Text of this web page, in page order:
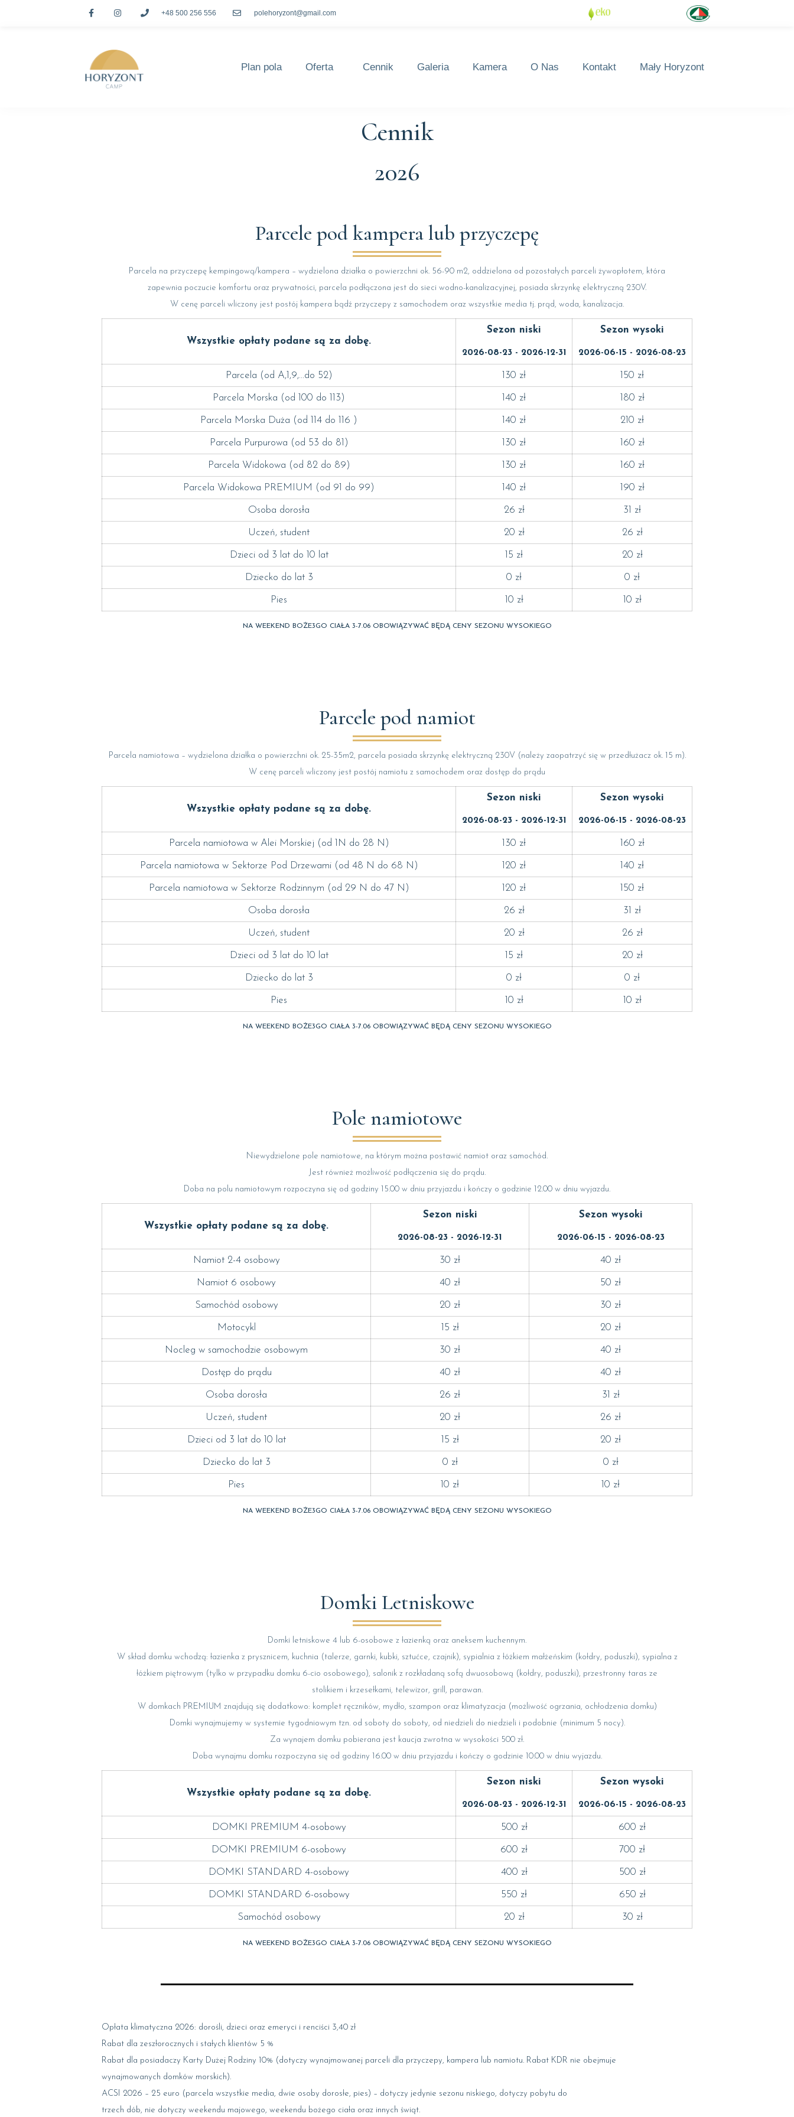
+48 500 256 556 polehoryzont@gmail.com
Plan pola Oferta Cennik Galeria Kamera O Nas Kontakt Mały Horyzont
Cennik
2026
Parcele pod kampera lub przyczepę
Parcela na przyczepę kempingową/kampera – wydzielona działka o powierzchni ok. 56-90 m2, oddzielona od pozostałych parceli żywopłotem, która
zapewnia poczucie komfortu oraz prywatności, parcela podłączona jest do sieci wodno-kanalizacyjnej, posiada skrzynkę elektryczną 230V.
W cenę parceli wliczony jest postój kampera bądź przyczepy z samochodem oraz wszystkie media tj. prąd, woda, kanalizacja.
Wszystkie opłaty podane są za dobę.
Sezon niski
2026-08-23 - 2026-12-31
Sezon wysoki
2026-06-15 - 2026-08-23
Parcela (od A,1,9,...do 52) 130 zł 150 zł
Parcela Morska (od 100 do 113) 140 zł 180 zł
Parcela Morska Duża (od 114 do 116 ) 140 zł 210 zł
Parcela Purpurowa (od 53 do 81) 130 zł 160 zł
Parcela Widokowa (od 82 do 89) 130 zł 160 zł
Parcela Widokowa PREMIUM (od 91 do 99) 140 zł 190 zł
Osoba dorosła 26 zł 31 zł
Uczeń, student 20 zł 26 zł
Dzieci od 3 lat do 10 lat 15 zł 20 zł
Dziecko do lat 3 0 zł 0 zł
Pies 10 zł 10 zł
NA WEEKEND BOŻE3GO CIAŁA 3-7.06 OBOWIĄZYWAĆ BĘDĄ CENY SEZONU WYSOKIEGO
Parcele pod namiot
Parcela namiotowa – wydzielona działka o powierzchni ok. 25-35m2, parcela posiada skrzynkę elektryczną 230V (należy zaopatrzyć się w przedłużacz ok. 15 m).
W cenę parceli wliczony jest postój namiotu z samochodem oraz dostęp do prądu
Wszystkie opłaty podane są za dobę.
Sezon niski
2026-08-23 - 2026-12-31
Sezon wysoki
2026-06-15 - 2026-08-23
Parcela namiotowa w Alei Morskiej (od 1N do 28 N) 130 zł 160 zł
Parcela namiotowa w Sektorze Pod Drzewami (od 48 N do 68 N) 120 zł 140 zł
Parcela namiotowa w Sektorze Rodzinnym (od 29 N do 47 N) 120 zł 150 zł
Osoba dorosła 26 zł 31 zł
Uczeń, student 20 zł 26 zł
Dzieci od 3 lat do 10 lat 15 zł 20 zł
Dziecko do lat 3 0 zł 0 zł
Pies 10 zł 10 zł
NA WEEKEND BOŻE3GO CIAŁA 3-7.06 OBOWIĄZYWAĆ BĘDĄ CENY SEZONU WYSOKIEGO
Pole namiotowe
Niewydzielone pole namiotowe, na którym można postawić namiot oraz samochód.
Jest również możliwość podłączenia się do prądu.
Doba na polu namiotowym rozpoczyna się od godziny 15.00 w dniu przyjazdu i kończy o godzinie 12.00 w dniu wyjazdu.
Wszystkie opłaty podane są za dobę.
Sezon niski
2026-08-23 - 2026-12-31
Sezon wysoki
2026-06-15 - 2026-08-23
Namiot 2-4 osobowy 30 zł 40 zł
Namiot 6 osobowy 40 zł 50 zł
Samochód osobowy 20 zł 30 zł
Motocykl 15 zł 20 zł
Nocleg w samochodzie osobowym 30 zł 40 zł
Dostęp do prądu 40 zł 40 zł
Osoba dorosła 26 zł 31 zł
Uczeń, student 20 zł 26 zł
Dzieci od 3 lat do 10 lat 15 zł 20 zł
Dziecko do lat 3 0 zł 0 zł
Pies 10 zł 10 zł
NA WEEKEND BOŻE3GO CIAŁA 3-7.06 OBOWIĄZYWAĆ BĘDĄ CENY SEZONU WYSOKIEGO
Domki Letniskowe
Domki letniskowe 4 lub 6-osobowe z łazienką oraz aneksem kuchennym.
W skład domku wchodzą: łazienka z prysznicem, kuchnia (talerze, garnki, kubki, sztućce, czajnik), sypialnia z łóżkiem małżeńskim (kołdry, poduszki), sypialna z
łóżkiem piętrowym (tylko w przypadku domku 6-cio osobowego), salonik z rozkładaną sofą dwuosobową (kołdry, poduszki), przestronny taras ze
stolikiem i krzesełkami, telewizor, grill, parawan.
W domkach PREMIUM znajdują się dodatkowo: komplet ręczników, mydło, szampon oraz klimatyzacja (możliwość ogrzania, ochłodzenia domku)
Domki wynajmujemy w systemie tygodniowym tzn. od soboty do soboty, od niedzieli do niedzieli i podobnie (minimum 5 nocy).
Za wynajem domku pobierana jest kaucja zwrotna w wysokości 500 zł.
Doba wynajmu domku rozpoczyna się od godziny 16.00 w dniu przyjazdu i kończy o godzinie 10.00 w dniu wyjazdu.
Wszystkie opłaty podane są za dobę.
Sezon niski
2026-08-23 - 2026-12-31
Sezon wysoki
2026-06-15 - 2026-08-23
DOMKI PREMIUM 4-osobowy 500 zł 600 zł
DOMKI PREMIUM 6-osobowy 600 zł 700 zł
DOMKI STANDARD 4-osobowy 400 zł 500 zł
DOMKI STANDARD 6-osobowy 550 zł 650 zł
Samochód osobowy 20 zł 30 zł
NA WEEKEND BOŻE3GO CIAŁA 3-7.06 OBOWIĄZYWAĆ BĘDĄ CENY SEZONU WYSOKIEGO
Opłata klimatyczna 2026: dorośli, dzieci oraz emeryci i renciści 3,40 zł
Rabat dla zeszłorocznych i stałych klientów 5 %
Rabat dla posiadaczy Karty Dużej Rodziny 10% (dotyczy wynajmowanej parceli dla przyczepy, kampera lub namiotu. Rabat KDR nie obejmuje
wynajmowanych domków morskich).
ACSI 2026 – 25 euro (parcela wszystkie media, dwie osoby dorosłe, pies) – dotyczy jedynie sezonu niskiego, dotyczy pobytu do
trzech dób, nie dotyczy weekendu majowego, weekendu bożego ciała oraz innych świąt.